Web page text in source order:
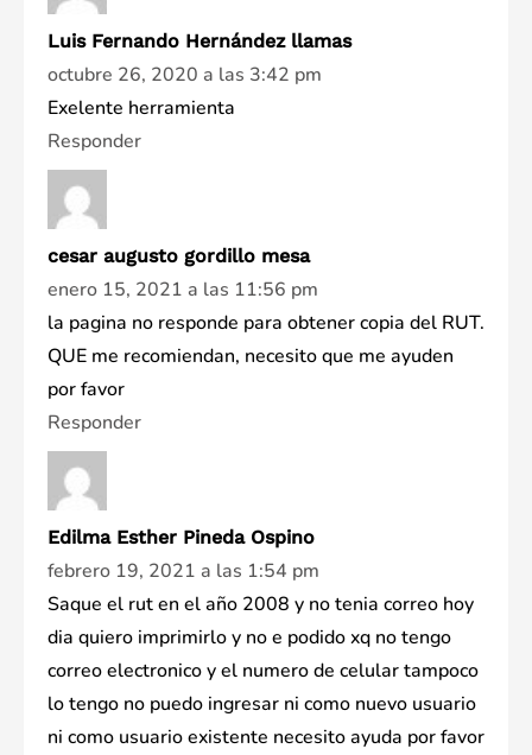
Luis Fernando Hernández llamas
octubre 26, 2020 a las 3:42 pm
Exelente herramienta
Responder
cesar augusto gordillo mesa
enero 15, 2021 a las 11:56 pm
la pagina no responde para obtener copia del RUT.
QUE me recomiendan, necesito que me ayuden
por favor
Responder
Edilma Esther Pineda Ospino
febrero 19, 2021 a las 1:54 pm
Saque el rut en el año 2008 y no tenia correo hoy
dia quiero imprimirlo y no e podido xq no tengo
correo electronico y el numero de celular tampoco
lo tengo no puedo ingresar ni como nuevo usuario
ni como usuario existente necesito ayuda por favor